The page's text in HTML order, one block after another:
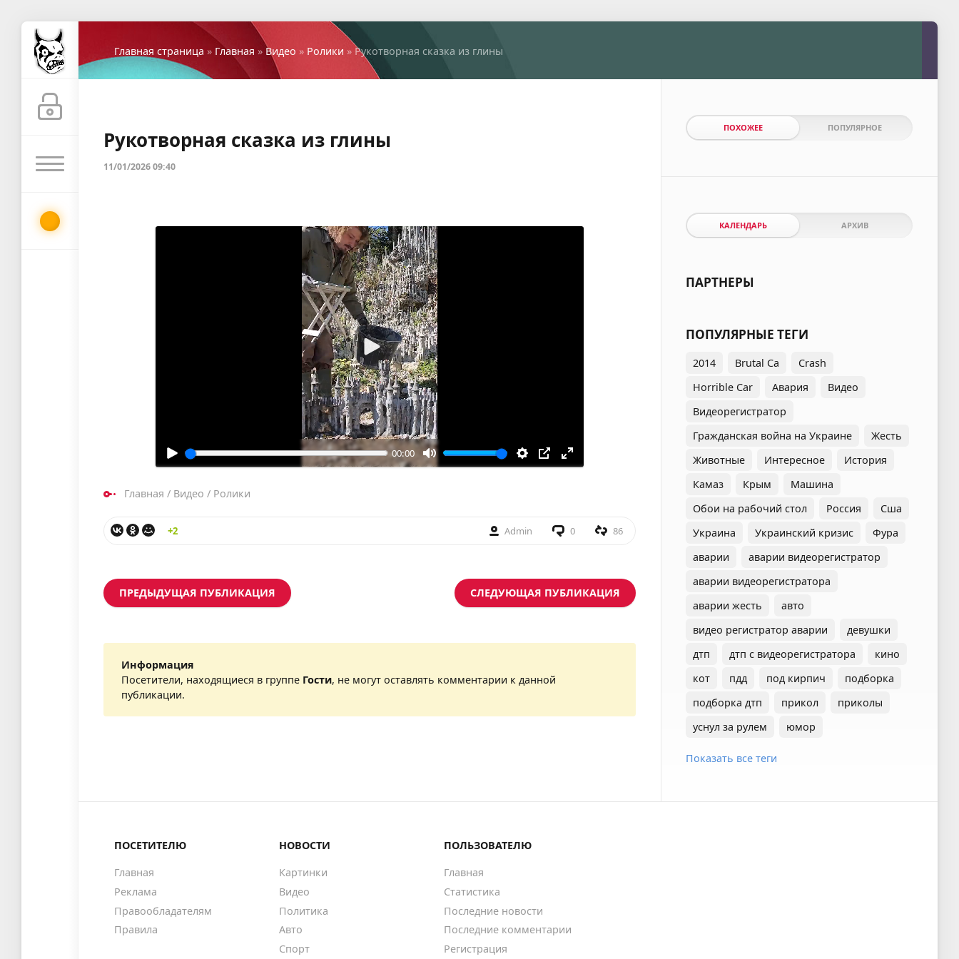
Главная страница » Главная » Видео » Ролики » Рукотворная сказка из глины⁠⁠
Рукотворная сказка из глины⁠⁠
11/01/2026 09:40
00:00
Воспроизвести
Главная / Видео / Ролики
+2 Admin 0 86
ПРЕДЫДУЩАЯ ПУБЛИКАЦИЯ СЛЕДУЮЩАЯ ПУБЛИКАЦИЯ
Информация
Посетители, находящиеся в группе Гости, не могут оставлять комментарии к данной
публикации.
ПОХОЖЕЕ ПОПУЛЯРНОЕ
КАЛЕНДАРЬ АРХИВ
ПАРТНЕРЫ
ПОПУЛЯРНЫЕ ТЕГИ
2014 Brutal Ca
Crash
Horrible Car
Авария
Видео
Видеорегистратор
Гражданская война на Украине
Жесть
Животные
Интересное
История
Камаз
Крым
Машина
Обои на рабочий стол
Россия
Сша
Украина
Украинский кризис
Фура
аварии
аварии видеорегистратор
аварии видеорегистратора
аварии жесть
авто
видео регистратор аварии
девушки
дтп
дтп с видеорегистратора
кино
кот
пдд под кирпич
подборка
подборка дтп
прикол
приколы
уснул за рулем
юмор
Показать все теги
ПОСЕТИТЕЛЮ
Главная
Реклама
Правообладателям
Правила
НОВОСТИ
Картинки
Видео
Политика
Авто
Спорт
ПОЛЬЗОВАТЕЛЮ
Главная
Статистика
Последние новости
Последние комментарии
Регистрация